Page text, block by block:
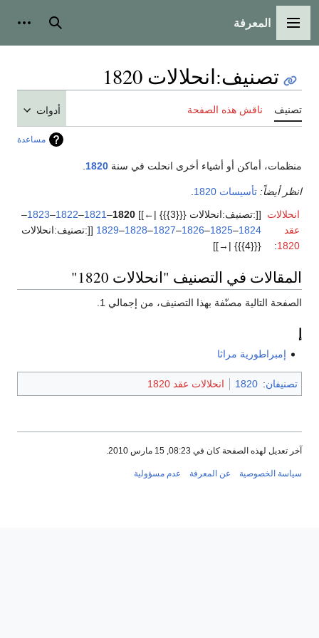
القائمة الرئيسية
المعرفة بحث
تصنيف:انحلالات 1820
تصنيف ناقش هذه الصفحة أدوات
مساعدة
منظمات، أماكن أو أشياء أخرى انحلت في سنة 1820
انظر أيضاً: تأسيسات 1820
انحلالات
عقد
1820
:
[[:تصنيف:انحلالات {{{3}}} |←]] 1820
–
1821
–
1822
–
1823
–
1824
–
1825
–
1826
–
1827
–
1828
–
1829 [[:تصنيف:انحلالات
{{{4}}} |→]]
المقالات في التصنيف "انحلالات 1820"
الصفحة التالية مصنّفة بهذا التصنيف، من إجمالي 1.
إ
إمبراطورية مراثا
تصنيفان:
1820 انحلالات عقد 1820
آخر تعديل لهذه الصفحة كان في 08:23, 15 مارس 2010.
سياسة الخصوصية عن المعرفة عدم مسؤولية